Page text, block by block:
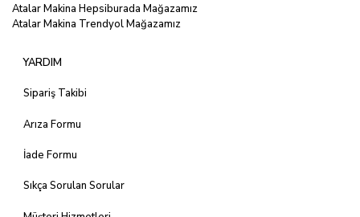
Atalar Makina Hepsiburada Mağazamız
Atalar Makina Trendyol Mağazamız
YARDIM
Sipariş Takibi
Arıza Formu
İade Formu
Sıkça Sorulan Sorular